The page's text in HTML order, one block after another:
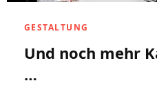
GESTALTUNG
Und noch mehr
…